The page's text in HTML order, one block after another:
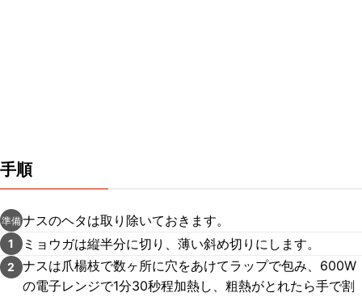
手順
準備ナスのヘタは取り除いておきます。
1 ミョウガは縦半分に切り、薄い斜め切りにします。
2
ナスは爪楊枝で数ヶ所に穴をあけてラップで包み、600W
の電子レンジで1分30秒程加熱し、粗熱がとれたら手で割